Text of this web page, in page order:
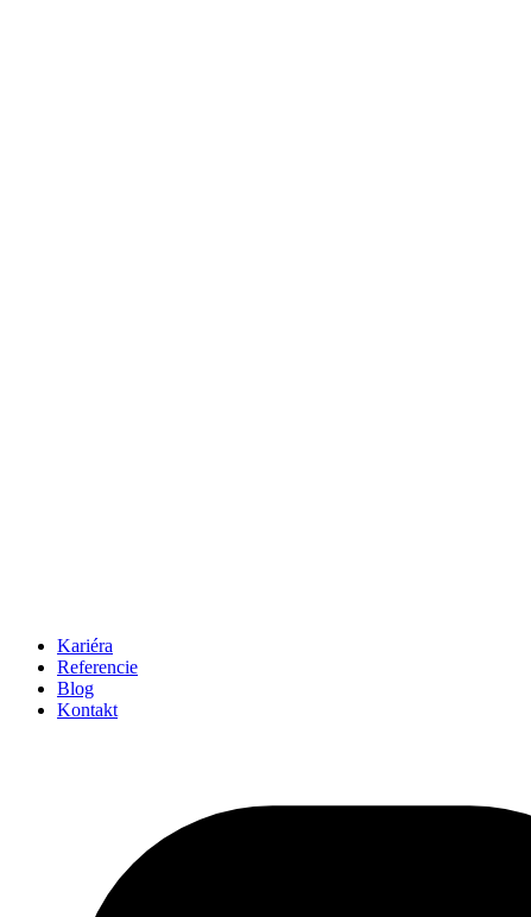
Kariéra
Referencie
Blog
Kontakt